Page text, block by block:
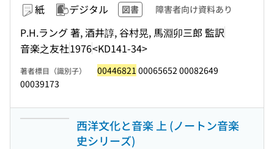
紙 デジタル 図書 障害者向け資料あり
P.H.ラング 著, 酒井諄, 谷村晃, 馬淵卯三郎 監訳
音楽之友社1976<KD141-34>
著者標目（識別子） 00446821 00065652 00082649
00039173
西洋文化と音楽 上 (ノートン音楽
史シリーズ)